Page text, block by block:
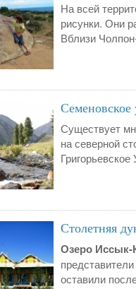
На всей
рисунки. Они
Вблизи
Семеновское
Существует
на северной
Столетняя
Озеро Иссык-
оставили